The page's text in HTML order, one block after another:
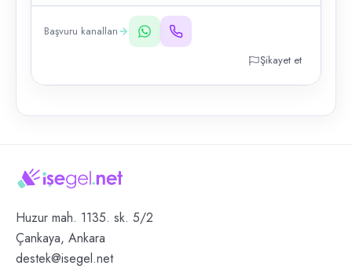
Başvuru kanalları
Şikayet et
Huzur mah. 1135. sk. 5/2
Çankaya, Ankara
destek@isegel.net